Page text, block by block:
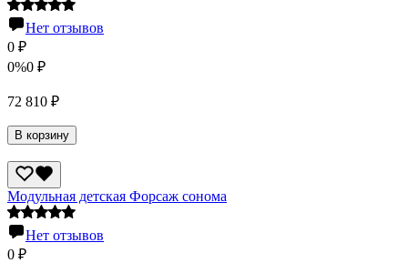
Нет отзывов
0 ₽
0%0 ₽
72 810 ₽
В корзину
Модульная детская Форсаж сонома
Нет отзывов
0 ₽